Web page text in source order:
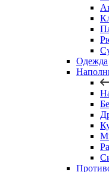
Одежда